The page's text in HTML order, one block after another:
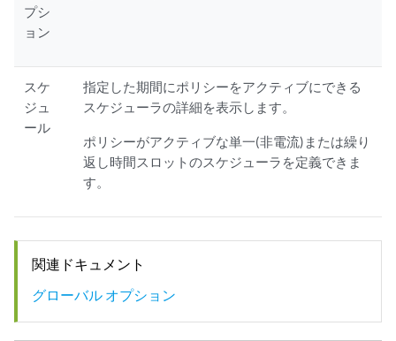
プシ
ョン
スケ
ジュ
ール
指定した期間にポリシーをアクティブにできる
スケジューラの詳細を表示します。
ポリシーがアクティブな単一(非電流)または繰り
返し時間スロットのスケジューラを定義できま
す。
関連ドキュメント
グローバル オプション